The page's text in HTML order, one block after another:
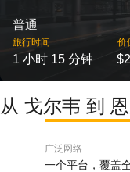
普通
旅行时间
1 小时 15 分钟
价
从 戈尔韦 到
广泛网络
一个平台，覆盖